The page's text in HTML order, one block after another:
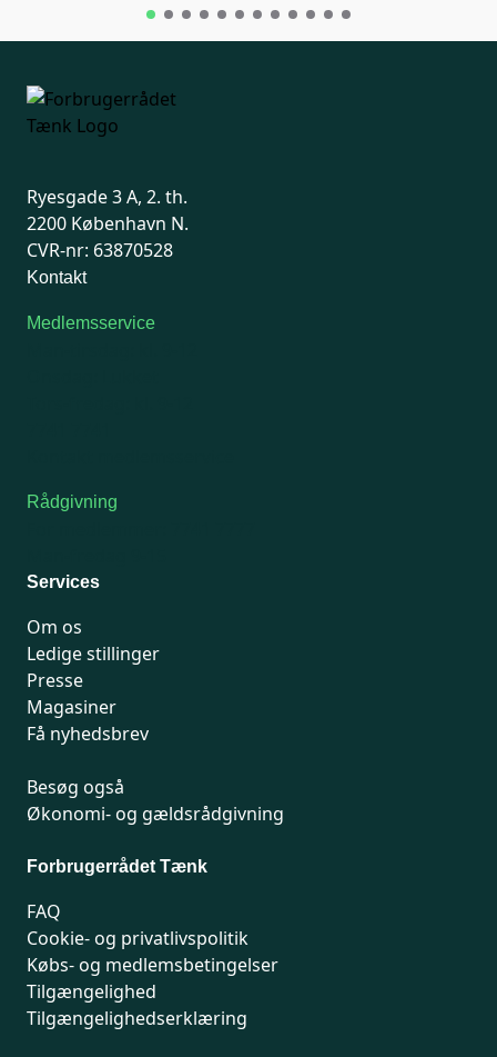
Ryesgade 3 A, 2. th.
2200 København N.
CVR-nr: 63870528
Kontakt
Medlemsservice
Rådgivning
Services
Om os
Ledige stillinger
Presse
Magasiner
Få nyhedsbrev
Besøg også
Økonomi- og gældsrådgivning
Forbrugerrådet Tænk
FAQ
Cookie- og privatlivspolitik
Købs- og medlemsbetingelser
Tilgængelighed
Tilgængelighedserklæring